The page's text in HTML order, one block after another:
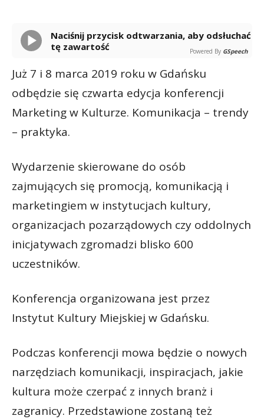
Naciśnij przycisk odtwarzania, aby odsłuchać
tę zawartość
Powered By GSpeech
Już 7 i 8 marca 2019 roku w Gdańsku
odbędzie się czwarta edycja konferencji
Marketing w Kulturze. Komunikacja – trendy
– praktyka.
Wydarzenie skierowane do osób
zajmujących się promocją, komunikacją i
marketingiem w instytucjach kultury,
organizacjach pozarządowych czy oddolnych
inicjatywach zgromadzi blisko 600
uczestników.
Konferencja organizowana jest przez
Instytut Kultury Miejskiej w Gdańsku.
Podczas konferencji mowa będzie o nowych
narzędziach komunikacji, inspiracjach, jakie
kultura może czerpać z innych branż i
zagranicy. Przedstawione zostaną też